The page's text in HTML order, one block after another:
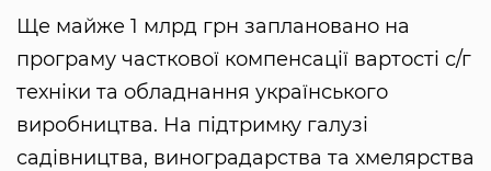
Ще майже 1 млрд грн заплановано на
програму часткової компенсації вартості с/г
техніки та обладнання українського
виробництва. На підтримку галузі
садівництва, виноградарства та хмелярства